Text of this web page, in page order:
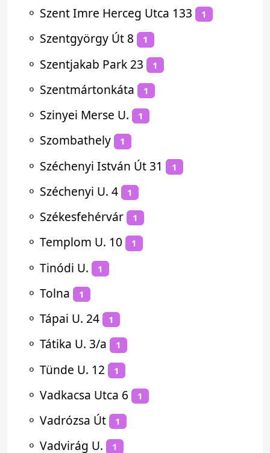
⚬ Szent Imre Herceg Utca 133 1
⚬ Szentgyörgy Út 8 1
⚬ Szentjakab Park 23 1
⚬ Szentmártonkáta 1
⚬ Szinyei Merse U. 1
⚬ Szombathely 1
⚬ Széchenyi István Út 31 1
⚬ Széchenyi U. 4 1
⚬ Székesfehérvár 1
⚬ Templom U. 10 1
⚬ Tinódi U. 1
⚬ Tolna 1
⚬ Tápai U. 24 1
⚬ Tátika U. 3/a 1
⚬ Tünde U. 12 1
⚬ Vadkacsa Utca 6 1
⚬ Vadrózsa Út 1
⚬ Vadvirág U. 1